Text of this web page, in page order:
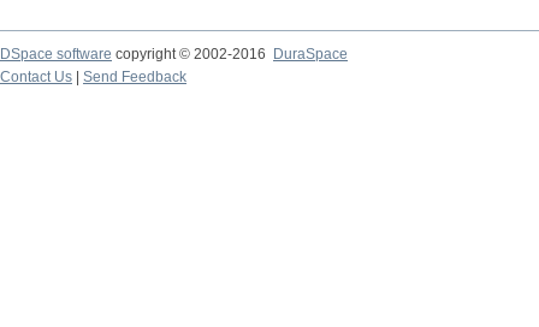
DSpace software copyright © 2002-2016
DuraSpace
Contact Us
Send Feedback